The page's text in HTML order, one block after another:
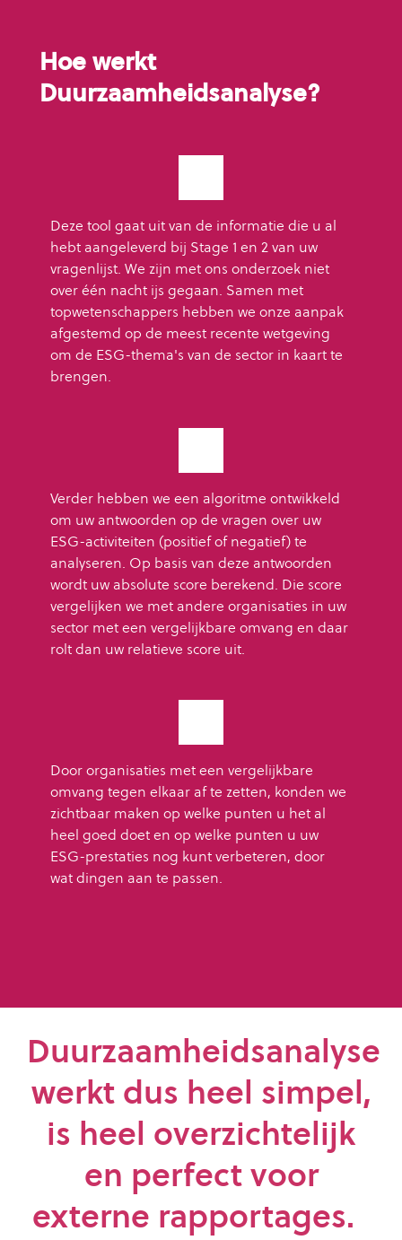
Hoe werkt
Duurzaamheidsanalyse?
Deze tool gaat uit van de informatie die u al
hebt aangeleverd bij Stage 1 en 2 van uw
vragenlijst. We zijn met ons onderzoek niet
over één nacht ijs gegaan. Samen met
topwetenschappers hebben we onze aanpak
afgestemd op de meest recente wetgeving
om de ESG-thema's van de sector in kaart te
brengen.
Verder hebben we een algoritme ontwikkeld
om uw antwoorden op de vragen over uw
ESG-activiteiten (positief of negatief) te
analyseren. Op basis van deze antwoorden
wordt uw absolute score berekend. Die score
vergelijken we met andere organisaties in uw
sector met een vergelijkbare omvang en daar
rolt dan uw relatieve score uit.
Door organisaties met een vergelijkbare
omvang tegen elkaar af te zetten, konden we
zichtbaar maken op welke punten u het al
heel goed doet en op welke punten u uw
ESG-prestaties nog kunt verbeteren, door
wat dingen aan te passen.
Duurzaamheidsanalyse
werkt dus heel simpel,
is heel overzichtelijk
en perfect voor
externe rapportages.